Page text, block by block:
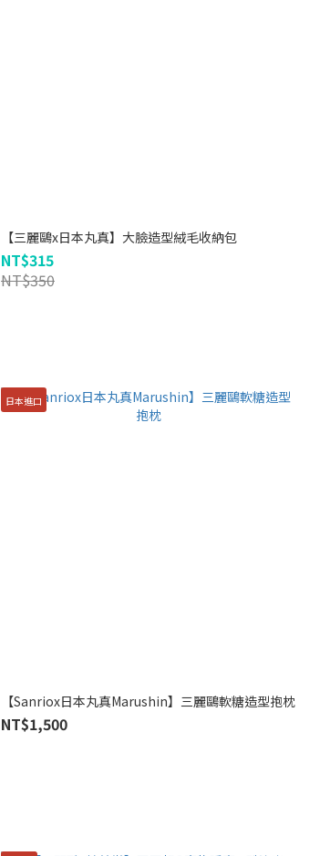
【三麗鷗x日本丸真】大臉造型絨毛收納包
NT$315
NT$350
日本進口
【Sanriox日本丸真Marushin】三麗鷗軟糖造型抱枕
NT$1,500